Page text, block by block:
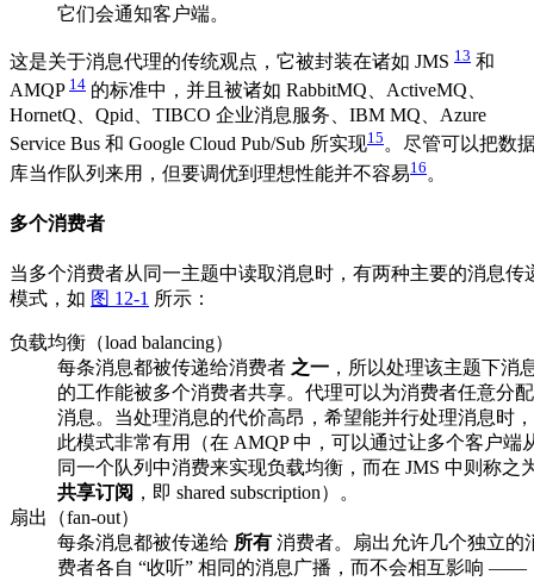
它们会通知客户端。
这是关于消息代理的传统观点，它被封装在诸如 JMS 13 和
AMQP 14 的标准中，并且被诸如 RabbitMQ、ActiveMQ、
HornetQ、Qpid、TIBCO 企业消息服务、IBM MQ、Azure
Service Bus 和 Google Cloud Pub/Sub 所实现15。尽管可以把数
库当作队列来用，但要调优到理想性能并不容易16 。
多个消费者
当多个消费者从同一主题中读取消息时，有两种主要的消息传
模式，如 图 12-1 所示：
负载均衡（load balancing）
每条消息都被传递给消费者 之一 ，所以处理该主题下消
的工作能被多个消费者共享。代理可以为消费者任意分配
消息。当处理消息的代价高昂，希望能并行处理消息时，
此模式非常有用（在 AMQP 中，可以通过让多个客户端
同一个队列中消费来实现负载均衡，而在 JMS 中则称之
共享订阅 ，即 shared subscription）。
扇出（fan-out）
每条消息都被传递给 所有 消费者。扇出允许几个独立的
费者各自 “收听” 相同的消息广播，而不会相互影响 ——